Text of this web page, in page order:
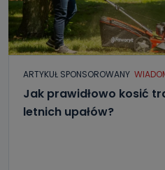
ARTYKUŁ SPONSOROWANY
Jak prawidłowo kosić
letnich upałów?